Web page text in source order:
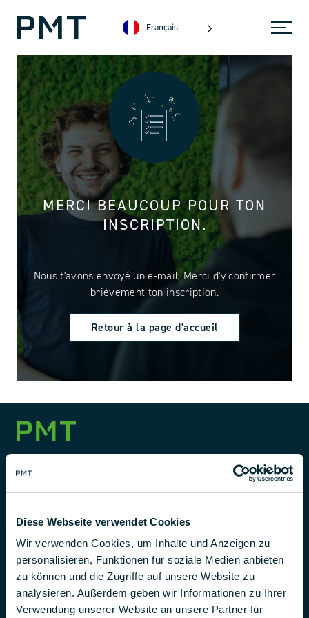
Diese Webseite verwendet Cookies
Wir verwenden Cookies, um Inhalte und Anzeigen zu
personalisieren, Funktionen für soziale Medien anbieten
zu können und die Zugriffe auf unsere Website zu
analysieren. Außerdem geben wir Informationen zu Ihrer
Verwendung unserer Website an unsere Partner für
Français
MERCI BEAUCOUP POUR TON
INSCRIPTION.
Nous t'avons envoyé un e-mail. Merci d'y confirmer
brièvement ton inscription.
Retour à la page d'accueil
PRODUITS
ENTREPRISE
INSCRIPTION À LA NEWSLETTER
SALLE D'EXPOSITION VR